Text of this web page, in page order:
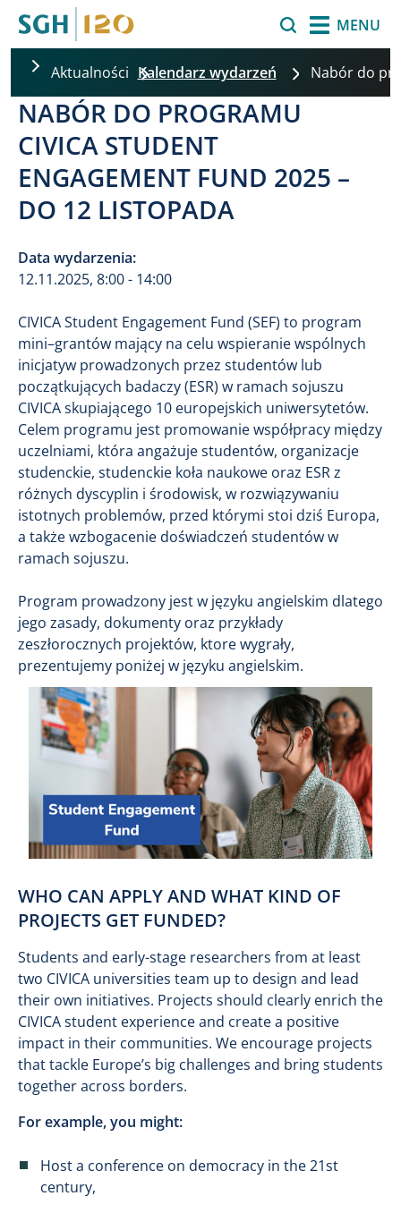
MENU
Aktualności Kalendarz wydarzeń Nabór do
NABÓR DO PROGRAMU
CIVICA STUDENT
ENGAGEMENT FUND 2025 –
DO 12 LISTOPADA
Data wydarzenia:
12.11.2025, 8:00 - 14:00
CIVICA Student Engagement Fund (SEF) to program
mini–grantów mający na celu wspieranie wspólnych
inicjatyw prowadzonych przez studentów lub
początkujących badaczy (ESR) w ramach sojuszu
CIVICA skupiającego 10 europejskich uniwersytetów.
Celem programu jest promowanie współpracy między
uczelniami, która angażuje studentów, organizacje
studenckie, studenckie koła naukowe oraz ESR z
różnych dyscyplin i środowisk, w rozwiązywaniu
istotnych problemów, przed którymi stoi dziś Europa,
a także wzbogacenie doświadczeń studentów w
ramach sojuszu.
Program prowadzony jest w języku angielskim dlatego
jego zasady, dokumenty oraz przykłady
zeszłorocznych projektów, ktore wygrały,
prezentujemy poniżej w języku angielskim.
WHO CAN APPLY AND WHAT KIND OF
PROJECTS GET FUNDED?
Students and early-stage researchers from at least
two CIVICA universities team up to design and lead
their own initiatives. Projects should clearly enrich the
CIVICA student experience and create a positive
impact in their communities. We encourage projects
that tackle Europe’s big challenges and bring students
together across borders.
For example, you might:
Host a conference on democracy in the 21st
century,